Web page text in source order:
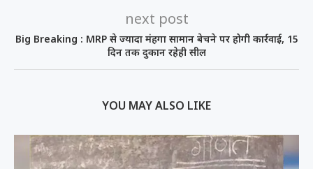
next post
Big Breaking : MRP से ज्यादा मंहगा सामान बेचने पर होगी कार्रवाई, 15
दिन तक दुकान रहेही सील
YOU MAY ALSO LIKE